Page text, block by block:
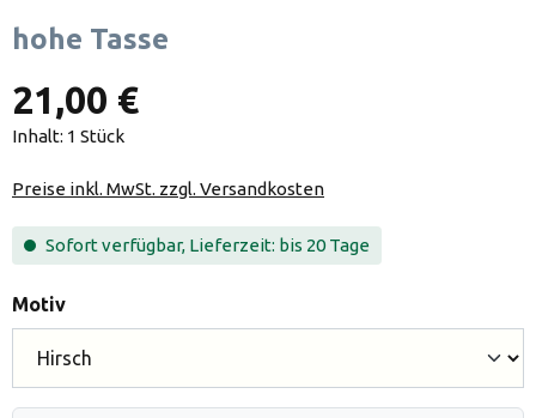
hohe Tasse
21,00 €
Inhalt: 1 Stück
Preise inkl. MwSt. zzgl. Versandkosten
Sofort verfügbar, Lieferzeit: bis 20 Tage
Motivauswählen